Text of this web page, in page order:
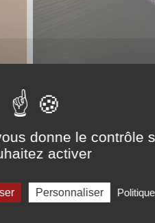
donne le contrôle
activer
Personnaliser